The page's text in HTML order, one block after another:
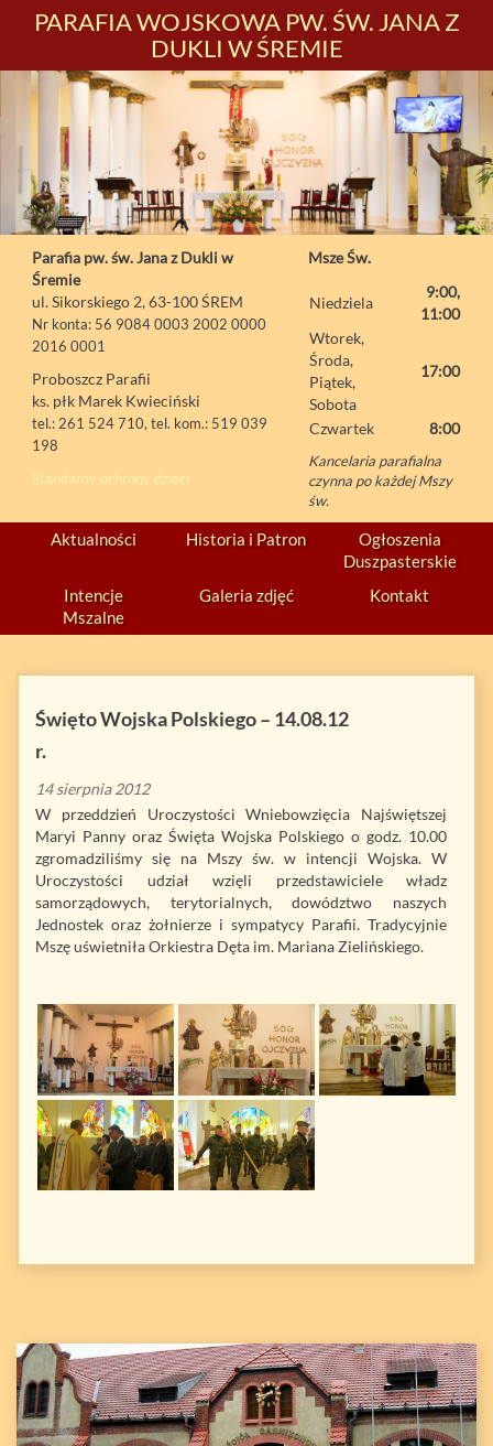
PARAFIA WOJSKOWA PW. ŚW. JANA Z
DUKLI W ŚREMIE
Parafia pw. św. Jana z Dukli w
Śremie
ul. Sikorskiego 2, 63-100 ŚREM
Nr konta: 56 9084 0003 2002 0000
2016 0001
Proboszcz Parafii
ks. płk Marek Kwieciński
tel.: 261 524 710, tel. kom.: 519 039
198
Standardy ochrony dzieci
Msze Św.
Niedziela
9:00,
11:00
Wtorek,
Środa,
Piątek,
Sobota
17:00
Czwartek 8:00
Kancelaria parafialna
czynna po każdej Mszy
św.
Aktualności Historia i Patron
Ogłoszenia
Duszpasterskie
Intencje
Mszalne
Galeria zdjęć Kontakt
Święto Wojska Polskiego – 14.08.12
r.
14 sierpnia 2012
W przeddzień Uroczystości Wniebowzięcia Najświętszej
Maryi Panny oraz Święta Wojska Polskiego o godz. 10.00
zgromadziliśmy się na Mszy św. w intencji Wojska. W
Uroczystości udział wzięli przedstawiciele władz
samorządowych, terytorialnych, dowództwo naszych
Jednostek oraz żołnierze i sympatycy Parafii. Tradycyjnie
Mszę uświetniła Orkiestra Dęta im. Mariana Zielińskiego.